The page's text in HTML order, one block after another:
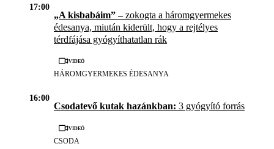
17:00
„A kisbabáim” –zokogta a háromgyermekes
édesanya, miután kiderült, hogy a rejtélyes
térdfájása gyógyíthatatlan rák
Videó
HÁROMGYERMEKES ÉDESANYA
16:00
Csodatevő kutak hazánkban: 3 gyógyító forrás
Videó
CSODA